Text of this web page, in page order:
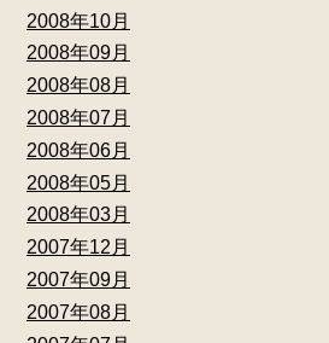
2008年10月
2008年09月
2008年08月
2008年07月
2008年06月
2008年05月
2008年03月
2007年12月
2007年09月
2007年08月